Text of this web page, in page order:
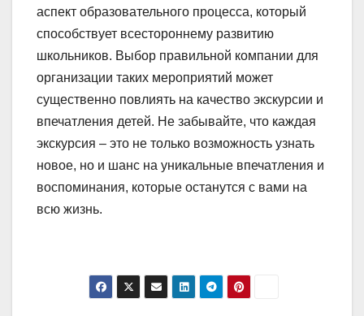
аспект образовательного процесса, который
способствует всестороннему развитию
школьников. Выбор правильной компании для
организации таких мероприятий может
существенно повлиять на качество экскурсии и
впечатления детей. Не забывайте, что каждая
экскурсия – это не только возможность узнать
новое, но и шанс на уникальные впечатления и
воспоминания, которые останутся с вами на
всю жизнь.